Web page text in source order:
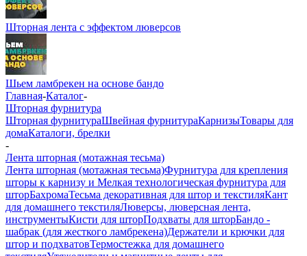
Шторная лента с эффектом люверсов
Шьем ламбрекен на основе бандо
Главная-Каталог-
Шторная фурнитура
Шторная фурнитураШвейная фурнитураКарнизыТовары для
домаКаталоги, брелки
-
Лента шторная (мотажная тесьма)
Лента шторная (мотажная тесьма)Фурнитура для крепления
шторы к карнизу и Мелкая технологическая фурнитура для
шторБахромаТесьма декоративная для штор и текстиляКант
для домашнего текстиляЛюверсы, люверсная лента,
инструментыКисти для шторПодхваты для шторБандо -
шабрак (для жесткого ламбрекена)Держатели и крючки для
штор и подхватовТермостежка для домашнего